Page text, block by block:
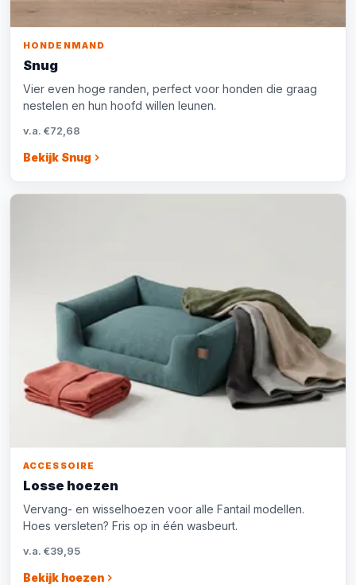
HONDENMAND
Snug
Vier even hoge randen, perfect voor honden die graag
nestelen en hun hoofd willen leunen.
v.a. €72,68
Bekijk Snug
ACCESSOIRE
Losse hoezen
Vervang- en wisselhoezen voor alle Fantail modellen.
Hoes versleten? Fris op in één wasbeurt.
v.a. €39,95
Bekijk hoezen